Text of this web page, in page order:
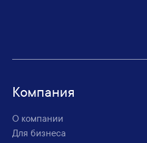
Компания
О компании
Для бизнеса